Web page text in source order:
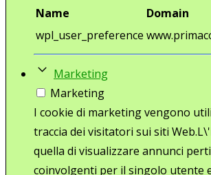
Name
Domain
wpl_user_preference
Marketing
Marketing
I cookie di marketing vengono
traccia dei visitatori sui siti
quella di visualizzare annunci
coinvolgenti per il singolo utente